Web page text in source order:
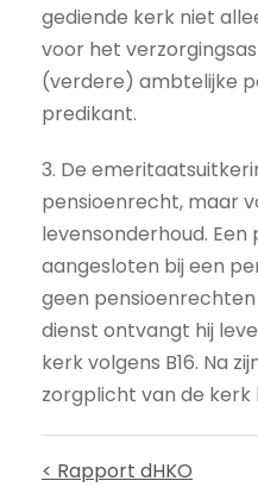
gediende kerk niet
voor het
(verdere) ambtelijke
predikant.
3. De
pensioenrecht, maar
levensonderhoud. Een
aangesloten bij een
geen pensioenrechten
dienst ontvangt hij
kerk volgens B16. Na
zorgplicht van de kerk
< Rapport dHKO